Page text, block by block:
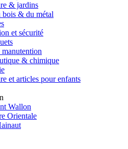
& jardins
bois & du métal
et sécurité
manutention
& chimique
et articles pour enfants
Wallon
Orientale